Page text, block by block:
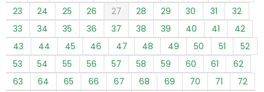
23
24 25 26 27 28 29 30 31
32
33
34 35 36 37 38 39 40 41
42
43
44 45 46 47 48 49 50 51
52
53
54 55 56 57 58 59 60 61
62
63
64 65 66 67 68 69 70 71
72